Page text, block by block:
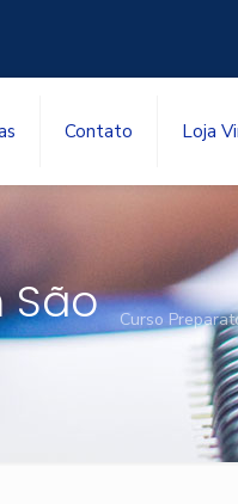
Contato Loja
São
Curso